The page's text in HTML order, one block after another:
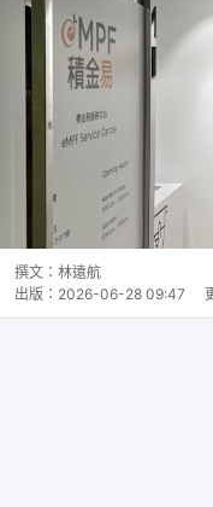
撰文： 林遠航
出版： 2026-06-28 09:47